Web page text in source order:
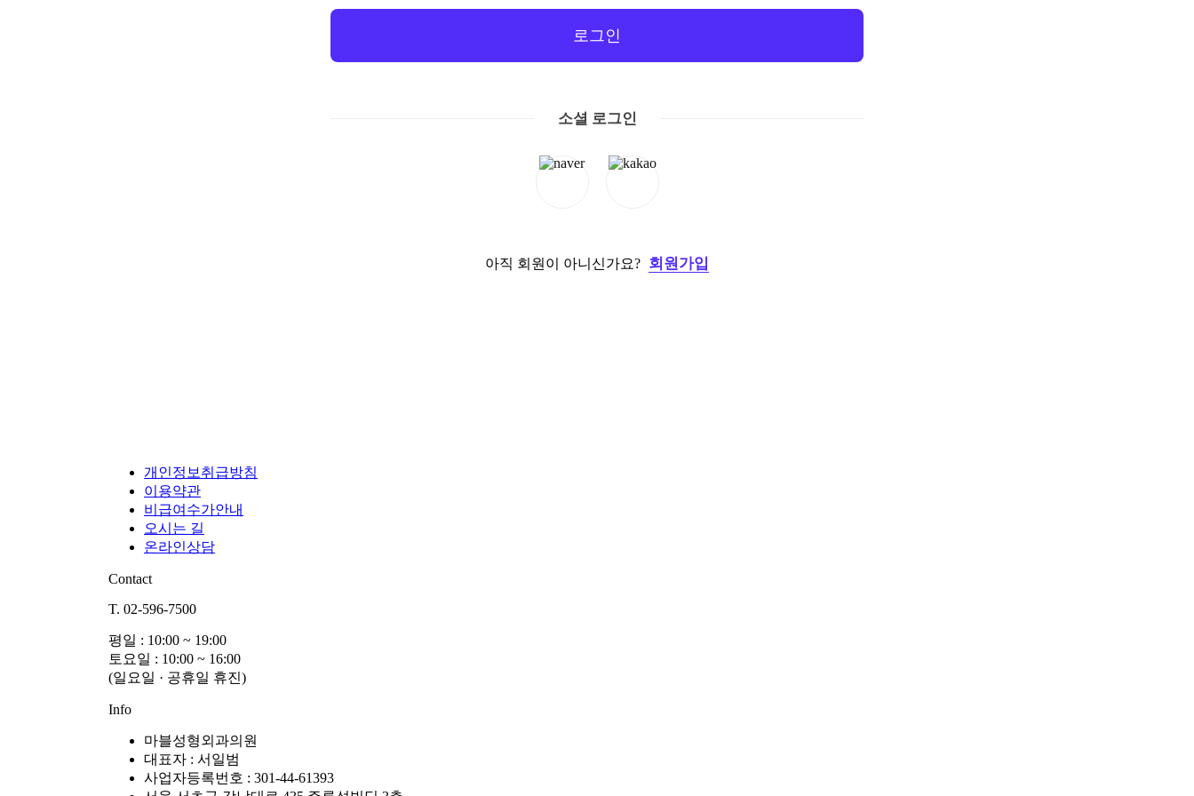
로그인
소셜 로그인
아직 회원이 아니신가요? 회원가입
개인정보취급방침
이용약관
비급여수가안내
오시는 길
온라인상담
Contact
T. 02-596-7500
평일 : 10:00 ~ 19:00
토요일 : 10:00 ~ 16:00
(일요일 · 공휴일 휴진)
Info
마블성형외과의원
대표자 : 서일범
사업자등록번호 : 301-44-61393